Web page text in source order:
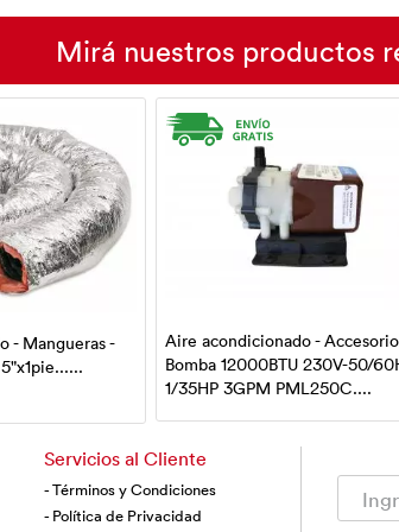
Mirá nuestros productos
- Mangueras -
Aire acondicionado -
Bomba 12000BTU 230V-50/
1/35HP 3GPM PML250C....
Servicios al Cliente
- Términos y Condiciones
- Política de Privacidad